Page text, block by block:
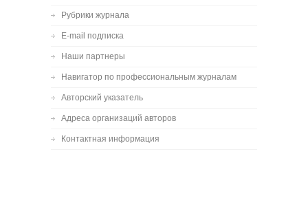
Рубрики журнала
E-mail подписка
Наши партнеры
Навигатор по профессиональным журналам
Авторский указатель
Адреса организаций авторов
Контактная информация